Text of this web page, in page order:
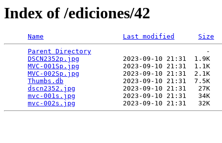
Index of /ediciones/42
Name Last modified
Size
Parent Directory
                             -
DSCN2352p.jpg
           2023-09-10 21:31  1.9K
MVC-001Sp.jpg
           2023-09-10 21:31  1.1K
MVC-002Sp.jpg
           2023-09-10 21:31  2.1K
Thumbs.db
               2023-09-10 21:31  7.5K
dscn2352.jpg
            2023-09-10 21:31   27K
mvc-001s.jpg
            2023-09-10 21:31   34K
mvc-002s.jpg